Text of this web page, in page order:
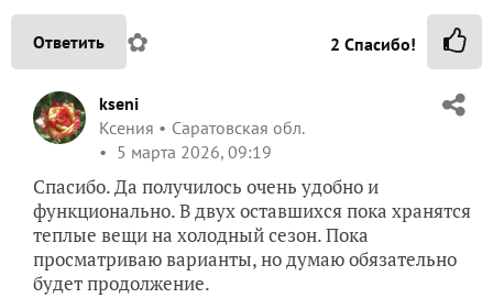
Ответить ✿ 2 Спасибо!
kseni
Ксения
Саратовская обл.
5 марта 2026, 09:19
Спасибо. Да получилось очень удобно и
функционально. В двух оставшихся пока хранятся
теплые вещи на холодный сезон. Пока
просматриваю варианты, но думаю обязательно
будет продолжение.